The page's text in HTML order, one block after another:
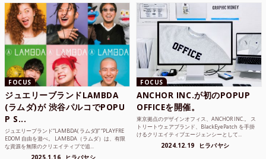
FOCUS
ジュエリーブランドLAMBDA
(ラムダ)が 渋谷パルコでPOPU
P S...
ジュエリーブランド“LAMBDA( ラムダ))” “PLAYFRE
EDOM 自由を遊べ。 LAMBDA（ラムダ）は、有限
な資源を無限のクリエイティブで追...
2025.1.16 ヒラバヤシ
FOCUS
ANCHOR INC.が初のPOPUP
OFFICEを開催。
東京拠点のデザインオフィス、ANCHOR INC.。 ス
トリートウェアブランド、BlackEyePatch を手掛
けるクリエイティブエージェンシーとして...
2024.12.19 ヒラバヤシ